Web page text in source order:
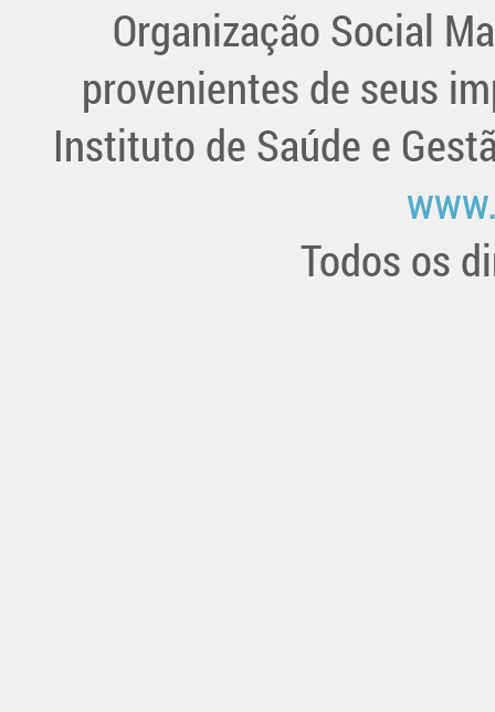
Organização Social
provenientes de seus
Instituto de Saúde e
Todos os